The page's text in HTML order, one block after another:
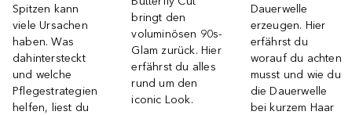
Spitzen kann
viele Ursachen
haben. Was
dahintersteckt
und welche
Pflegestrategien
helfen, liest du
bringt den
voluminösen 90s-
Glam zurück. Hier
erfährst du alles
rund um den
iconic Look.
Dauerwelle
erzeugen. Hier
erfährst du
worauf du achten
musst und wie du
die Dauerwelle
bei kurzem Haar